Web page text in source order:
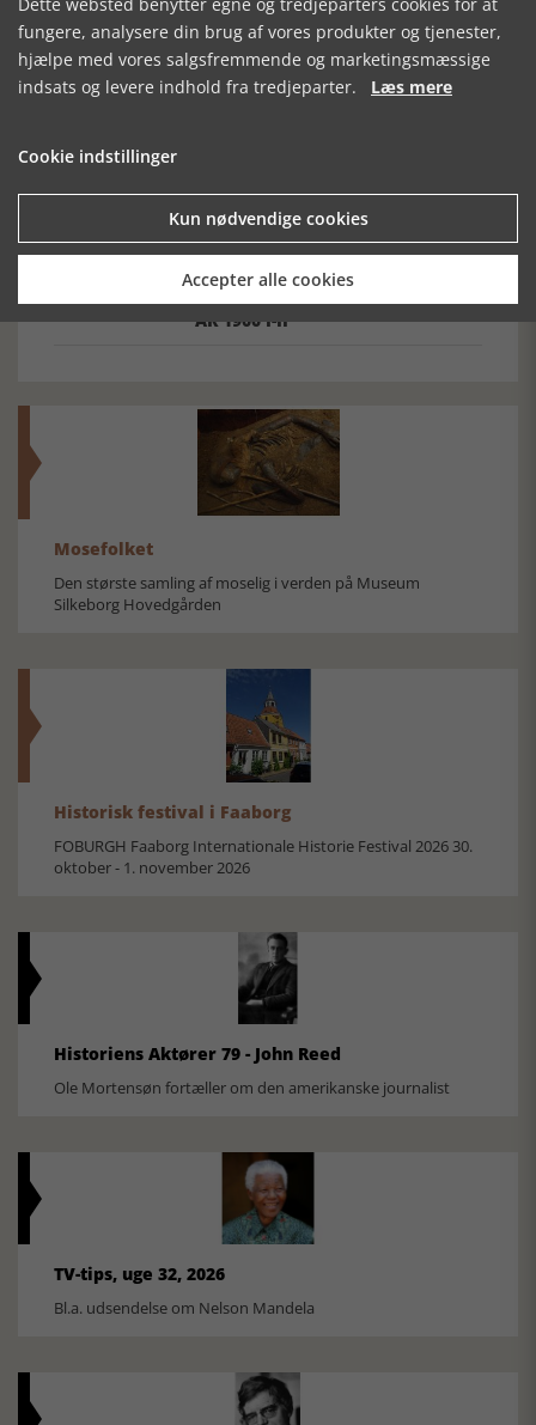
Forrige artikel
FORBRYDELSENS URMAGERE I
DANMARK FØR
ÅR 1900 I-II
NAPOLEONSKRIGENE
Mosefolket
Den største samling af moselig i verden på Museum
Silkeborg Hovedgården
Historisk festival i Faaborg
FOBURGH Faaborg Internationale Historie Festival 2026 30.
oktober - 1. november 2026
Historiens Aktører 79 - John Reed
Ole Mortensøn fortæller om den amerikanske journalist
TV-tips, uge 32, 2026
Bl.a. udsendelse om Nelson Mandela
fungere, analysere din brug af vores produkter og tjenester,
hjælpe med vores salgsfremmende og marketingsmæssige
indsats og levere indhold fra tredjeparter. Læs mere
Cookie indstillinger
Kun nødvendige cookies
Accepter alle cookies